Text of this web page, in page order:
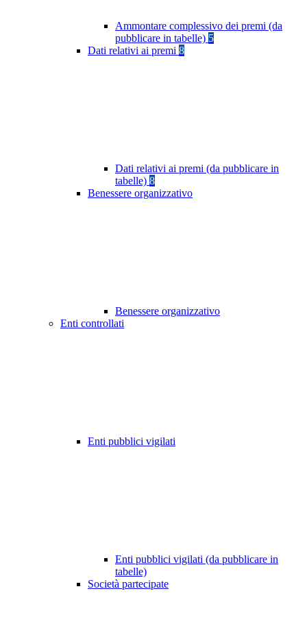
Ammontare complessivo dei premi (da
pubblicare in tabelle) 5
Dati relativi ai premi 8
Dati relativi ai premi (da pubblicare in
tabelle) 8
Benessere organizzativo
Benessere organizzativo
Enti controllati
Enti pubblici vigilati
Enti pubblici vigilati (da pubblicare in
tabelle)
Società partecipate